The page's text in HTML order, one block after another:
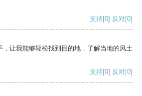
支持[0] 反对[0]
，让我能够轻松找到目的地，了解当地的风土
支持[0] 反对[0]